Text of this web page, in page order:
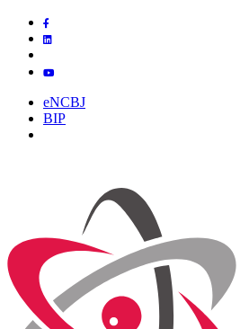
Przejdź
treści
eNCBJ
BIP